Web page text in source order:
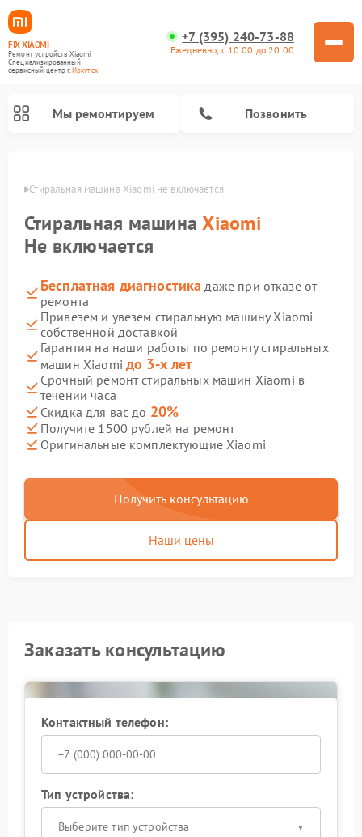
FIX-XIAOMI
Ремонт устройств Xiaomi
Специализированный
cервисный центр г.Иркутск
+7 (395) 240-73-88
Ежедневно, с 10:00 до 20:00
Мы ремонтируем Позвонить
Стиральная машина Xiaomi не включается
Стиральная машинаXiaomi
Не включается
Бесплатная диагностика даже при отказе от
ремонта
Привезем и увезем стиральную машину Xiaomi
собственной доставкой
Гарантия на наши работы по ремонту стиральных
машин Xiaomi до 3-х лет
Срочный ремонт стиральных машин Xiaomi в
течении часа
Скидка для вас до 20%
Получите 1500 рублей на ремонт
Оригинальные комплектующие Xiaomi
Получить консультацию
Наши цены
Заказать консультацию
Контактный телефон:
Тип устройства:
Выберите тип устройства